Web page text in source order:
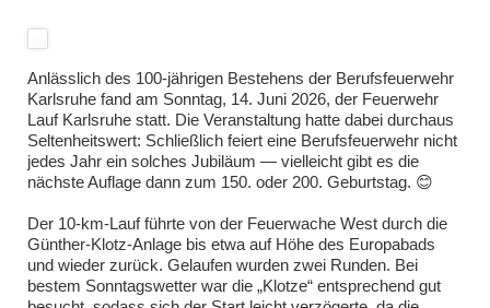
Anlässlich des 100-jährigen Bestehens der Berufsfeuerwehr
Karlsruhe fand am Sonntag, 14. Juni 2026, der Feuerwehr
Lauf Karlsruhe statt. Die Veranstaltung hatte dabei durchaus
Seltenheitswert: Schließlich feiert eine Berufsfeuerwehr nicht
jedes Jahr ein solches Jubiläum — vielleicht gibt es die
nächste Auflage dann zum 150. oder 200. Geburtstag. 😊
Der 10-km-Lauf führte von der Feuerwache West durch die
Günther-Klotz-Anlage bis etwa auf Höhe des Europabads
und wieder zurück. Gelaufen wurden zwei Runden. Bei
bestem Sonntagswetter war die „Klotze“ entsprechend gut